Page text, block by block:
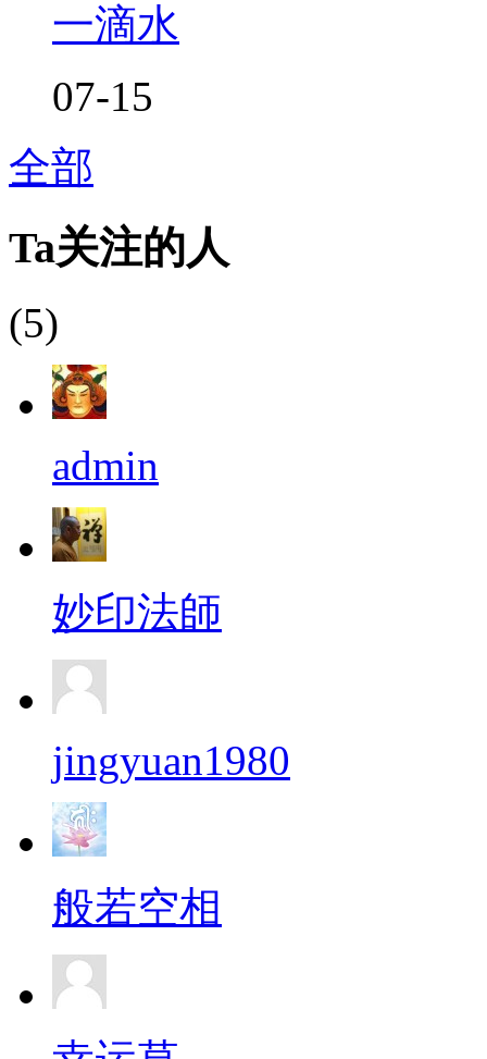
一滴水
07-15
全部
Ta关注的人
(5)
admin
妙印法師
jingyuan1980
般若空相